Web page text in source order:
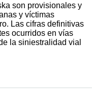
son provisionales y
y víctimas
Las cifras definitivas
ocurridos en vías
la siniestralidad vial